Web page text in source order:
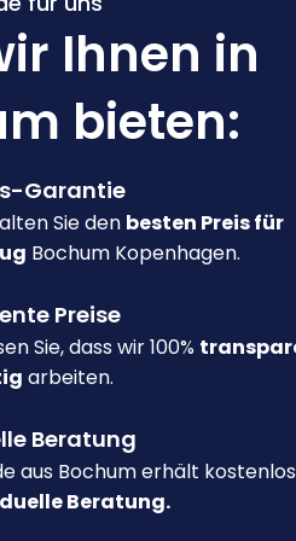
Ihnen in
bieten:
Garantie
Sie den besten Preis für
Bochum Kopenhagen.
Preise
Sie, dass wir 100%
arbeiten.
Beratung
aus Bochum erhält kostenlos
Beratung.